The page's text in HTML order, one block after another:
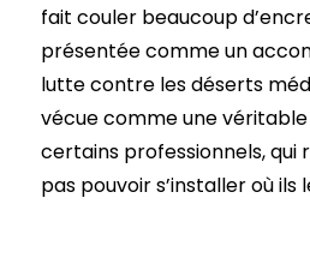
fait couler beaucoup
présentée comme un
lutte contre les déserts
vécue comme une
certains professionnels,
pas pouvoir s’installer où ils